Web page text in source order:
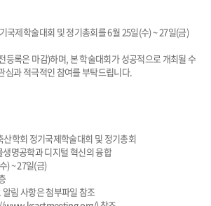
국제학술대회 및 정기총회를 6월 25일(수) ~ 27일(금)
등록은 마감)하며, 본 학술대회가 성공적으로 개최될 수
심과 적극적인 참여를 부탁드립니다.
학회 정기국제학술대회 및 정기총회
명공학과 디지털 혁신의 융합
) ~ 27일(금)
림 사항은 첨부파일 참조